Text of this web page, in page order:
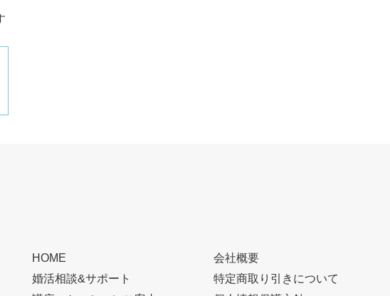
HOME
婚活相談&サポート
会社概要
特定商取り引きについて